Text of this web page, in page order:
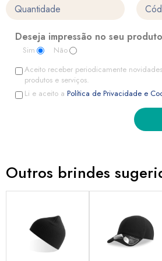
Deseja impressão no seu
Sim
Não
Aceito receber periodicamente
produtos e serviços.
Li e aceito a Política de Privacidade e
Outros brindes